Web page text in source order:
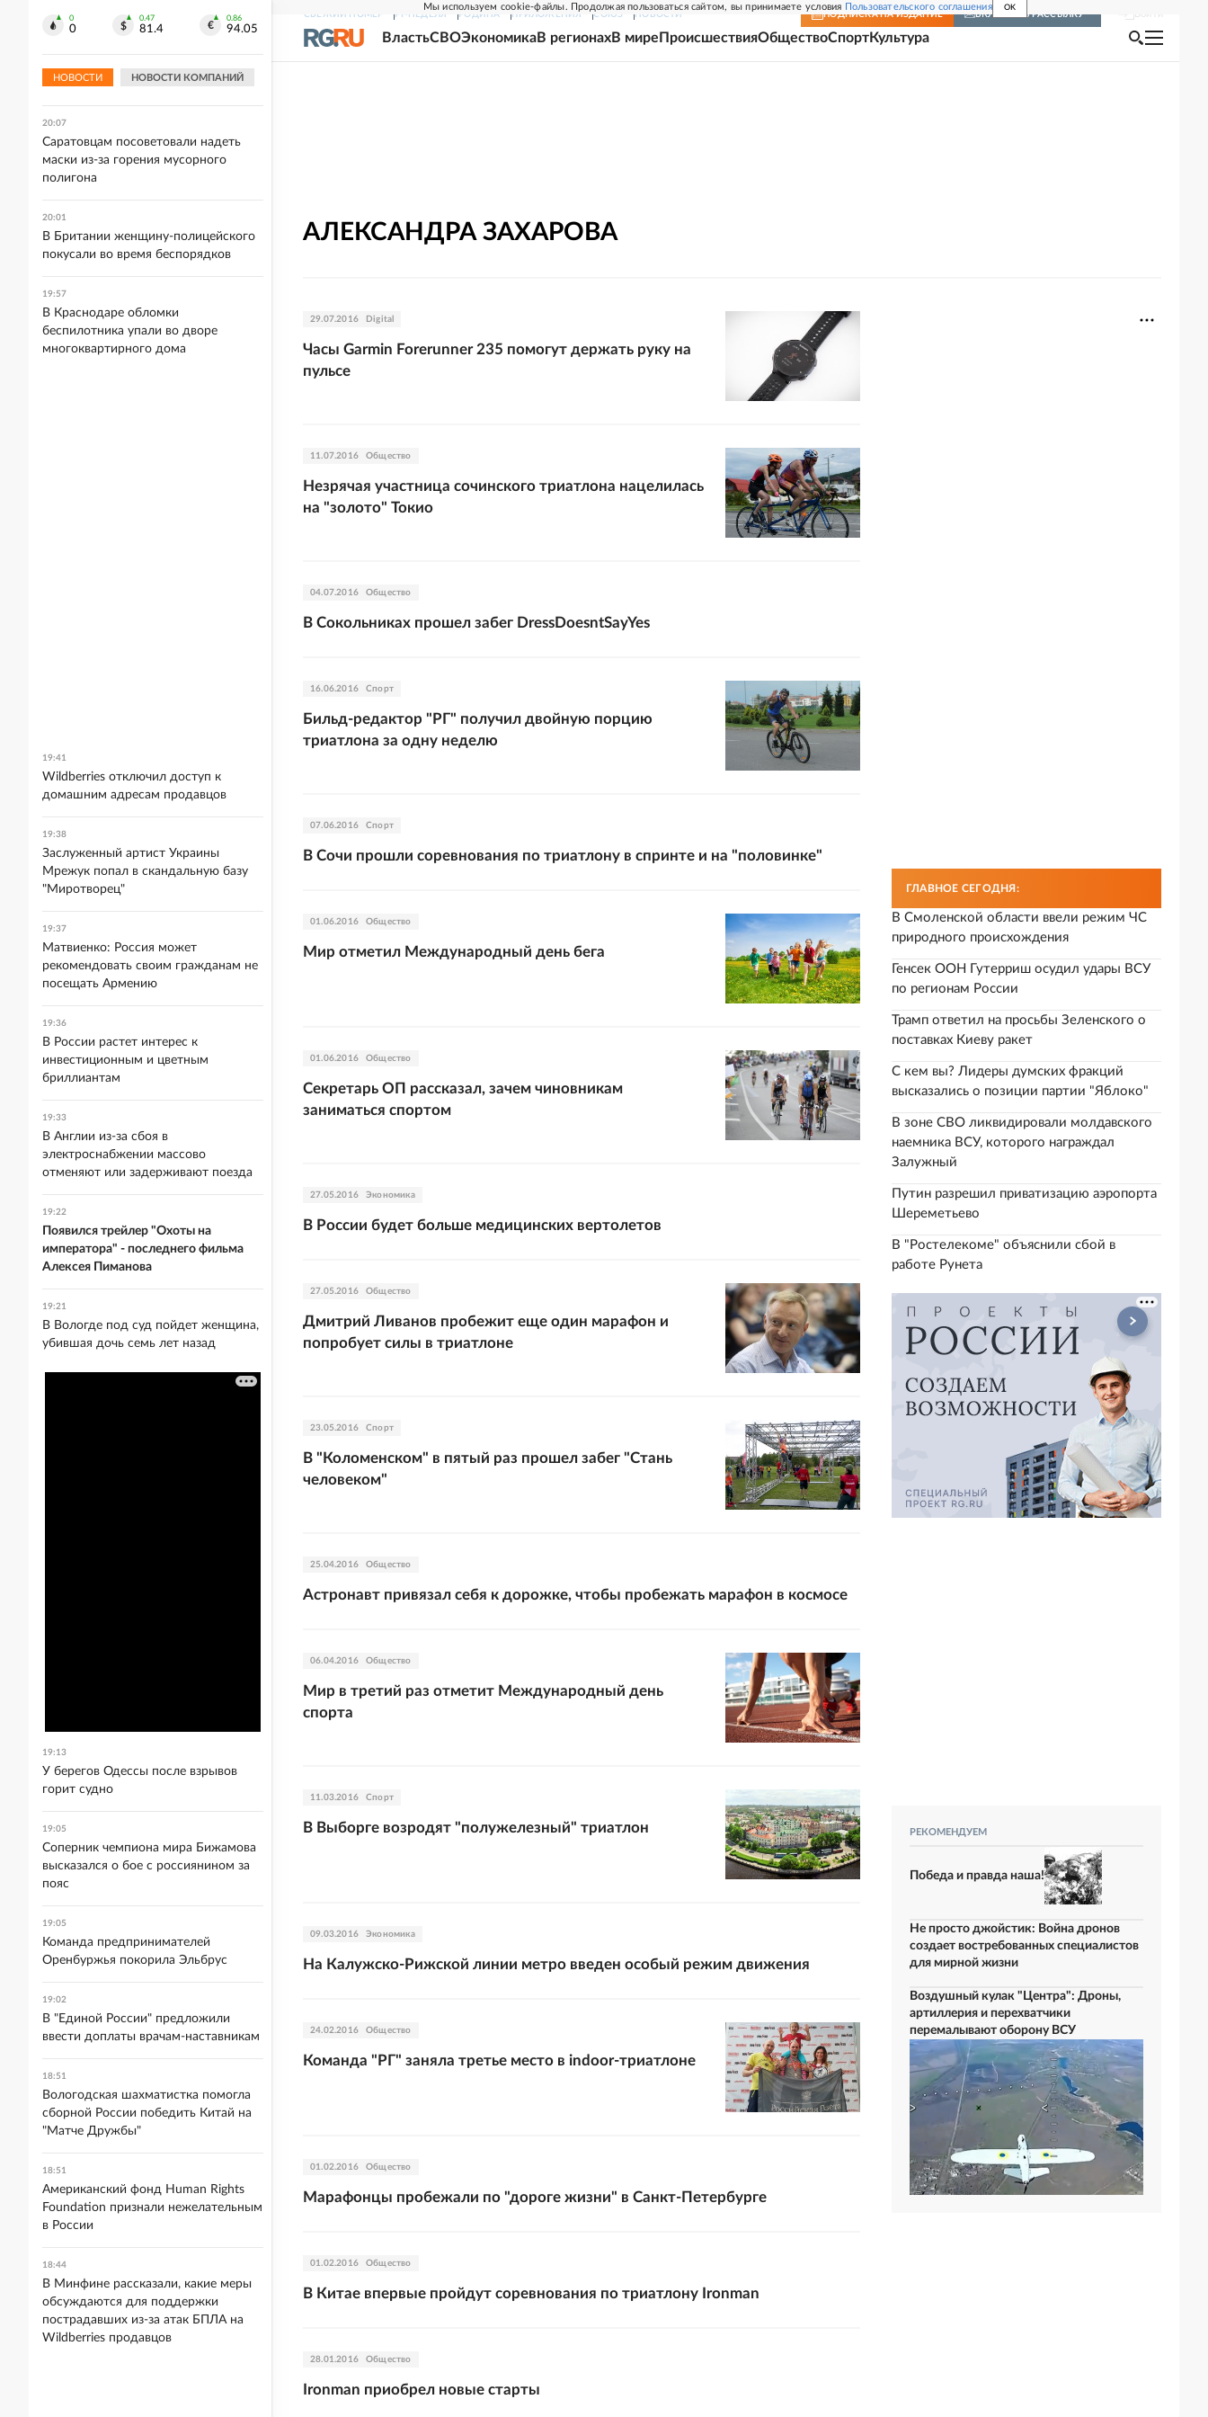
Мы используем cookie-файлы. Продолжая пользоваться сайтом, вы принимаете условия Пользовательского соглашения OK
СВЕЖИЙ НОМЕР РГ-НЕДЕЛЯ РОДИНА ПРИЛОЖЕНИЯ СОЮЗ НОВОСТИ ПОДПИСКА НА ИЗДАНИЕ ВКЛЮЧИТЬ РАССЫЛКУ
ВластьСВОЭкономикаВ регионахВ мире ПроисшествияОбществоСпортКультура
АЛЕКСАНДРА ЗАХАРОВА
29.07.2016 Digital
Часы Garmin Forerunner 235 помогут держать руку на
пульсе
11.07.2016 Общество
Незрячая участница сочинского триатлона нацелилась
на "золото" Токио
04.07.2016 Общество
В Сокольниках прошел забег DressDoesntSayYes
16.06.2016 Спорт
Бильд-редактор "РГ" получил двойную порцию
триатлона за одну неделю
07.06.2016 Спорт
В Сочи прошли соревнования по триатлону в спринте и на "половинке"
01.06.2016 Общество
Мир отметил Международный день бега
01.06.2016 Общество
Секретарь ОП рассказал, зачем чиновникам
заниматься спортом
27.05.2016 Экономика
В России будет больше медицинских вертолетов
27.05.2016 Общество
Дмитрий Ливанов пробежит еще один марафон и
попробует силы в триатлоне
23.05.2016 Спорт
В "Коломенском" в пятый раз прошел забег "Стань
человеком"
25.04.2016 Общество
Астронавт привязал себя к дорожке, чтобы пробежать марафон в космосе
06.04.2016 Общество
Мир в третий раз отметит Международный день
спорта
11.03.2016 Спорт
В Выборге возродят "полужелезный" триатлон
09.03.2016 Экономика
На Калужско-Рижской линии метро введен особый режим движения
24.02.2016 Общество
Команда "РГ" заняла третье место в indoor-триатлоне
01.02.2016 Общество
Марафонцы пробежали по "дороге жизни" в Санкт-Петербурге
01.02.2016 Общество
В Китае впервые пройдут соревнования по триатлону Ironman
28.01.2016 Общество
Ironman приобрел новые старты
ГЛАВНОЕ СЕГОДНЯ:
В Смоленской области ввели режим ЧС
природного происхождения
Генсек ООН Гутерриш осудил удары ВСУ
по регионам России
Трамп ответил на просьбы Зеленского о
поставках Киеву ракет
С кем вы? Лидеры думских фракций
высказались о позиции партии "Яблоко"
В зоне СВО ликвидировали молдавского
наемника ВСУ, которого награждал
Залужный
Путин разрешил приватизацию аэропорта
Шереметьево
В "Ростелекоме" объяснили сбой в
работе Рунета
РЕКОМЕНДУЕМ
Победа и правда наша!
Не просто джойстик: Война дронов
создает востребованных специалистов
для мирной жизни
Воздушный кулак "Центра": Дроны,
артиллерия и перехватчики
перемалывают оборону ВСУ
0
0
0.47
81.4
0.86
94.05
НОВОСТИ НОВОСТИ КОМПАНИЙ
Пьяный поляк избил двух поляков,
приняв их за украинцев
20:07
Саратовцам посоветовали надеть
маски из-за горения мусорного
полигона
20:01
В Британии женщину-полицейского
покусали во время беспорядков
19:57
В Краснодаре обломки
беспилотника упали во дворе
многоквартирного дома
19:41
Wildberries отключил доступ к
домашним адресам продавцов
19:38
Заслуженный артист Украины
Мрежук попал в скандальную базу
"Миротворец"
19:37
Матвиенко: Россия может
рекомендовать своим гражданам не
посещать Армению
19:36
В России растет интерес к
инвестиционным и цветным
бриллиантам
19:33
В Англии из-за сбоя в
электроснабжении массово
отменяют или задерживают поезда
19:22
Появился трейлер "Охоты на
императора" - последнего фильма
Алексея Пиманова
19:21
В Вологде под суд пойдет женщина,
убившая дочь семь лет назад
19:13
У берегов Одессы после взрывов
горит судно
19:05
Соперник чемпиона мира Бижамова
высказался о бое с россиянином за
пояс
19:05
Команда предпринимателей
Оренбуржья покорила Эльбрус
19:02
В "Единой России" предложили
ввести доплаты врачам-наставникам
18:51
Вологодская шахматистка помогла
сборной России победить Китай на
"Матче Дружбы"
18:51
Американский фонд Human Rights
Foundation признали нежелательным
в России
18:44
В Минфине рассказали, какие меры
обсуждаются для поддержки
пострадавших из-за атак БПЛА на
Wildberries продавцов